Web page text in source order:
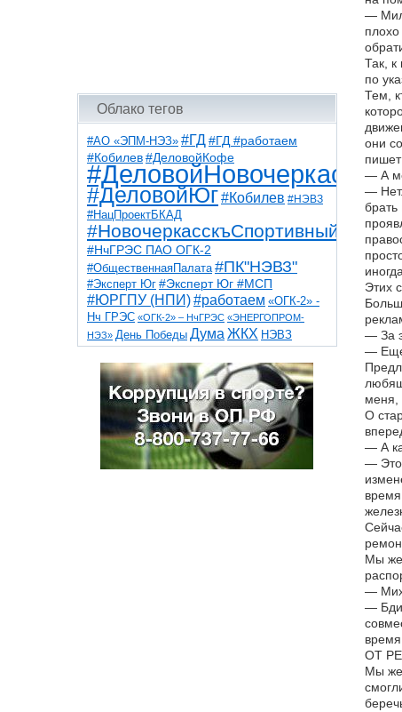
Облако тегов
#АО «ЭПМ-НЭЗ» #ГД #ГД #работаем
#Кобилев #ДеловойКофе
#ДеловойНовочеркасск
#ДеловойЮг#Кобилев #НЭВЗ
#НацПроектБКАД
#НовочеркасскъСпортивный
#НчГРЭС ПАО ОГК-2
#ОбщественнаяПалата #ПК"НЭВЗ"
#Эксперт Юг #Эксперт Юг #МСП
#ЮРГПУ (НПИ)#работаем «ОГК-2» -
Нч ГРЭС «ОГК-2» – НчГРЭС «ЭНЕРГОПРОМ-
НЭЗ» День Победы Дума ЖКХ НЭВЗ
НчГРЭС ТНТ
благоустройствоветераны выборы
детидороги казаки коррупция космос
общественная палата парк пожар роща
спорт театр транспорт художники
—
Так, к
по
Тем,
они
— А
—
брать
Этих
— За
— Еще
меня,
О
— А
— Это
Мы
—
—
время
ОТ
Мы же